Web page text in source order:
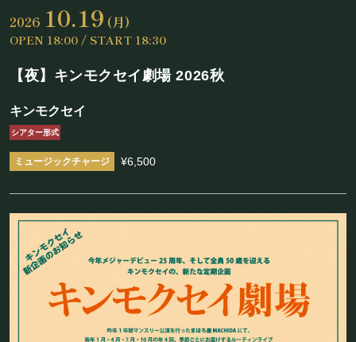
座長挨拶
機材リスト
アクセス
SCHEDULE
RESERVATION
予約・当日の流れ
2026 10.19 (月)
OPEN 18:00 / START 18:30
【夜】キンモクセイ劇場 2026秋
キンモクセイ
シアター形式
¥6,500